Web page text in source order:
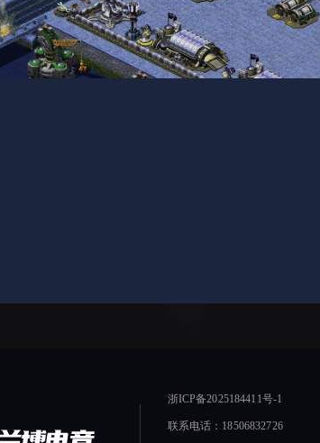
浙ICP备2025184411号-1
联系电话：18506832726